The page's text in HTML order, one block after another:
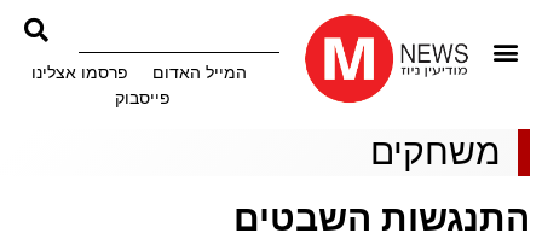
המייל האדום
פרסמו אצלינו
פייסבוק
משחקים
התנגשות השבטים